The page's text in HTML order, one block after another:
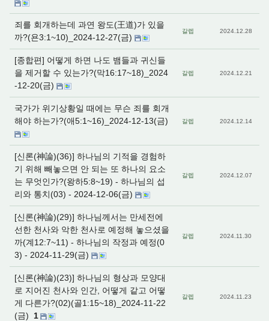
죄를 회개하는데 과연 왕도(王道)가 있을
까?(욘3:1~10)_2024-12-27(금)
갈렙 2024.12.28
[종합편] 어떻게 하면 나도 뱀들과 귀신들
을 제거할 수 있는가?(막16:17~18)_2024
-12-20(금)
갈렙 2024.12.21
국가가 위기상황일 때에는 무슨 죄를 회개
해야 하는가?(애5:1~16)_2024-12-13(금)
갈렙 2024.12.14
[신론(神論)(36)] 하나님의 기적을 경험하
기 위해 빼놓으면 안 되는 또 하나의 요소
는 무엇인가?(왕하5:8~19) - 하나님의 섭
리와 통치(03) - 2024-12-06(금)
갈렙 2024.12.07
[신론(神論)(29)] 하나님께서는 만세전에
선한 천사와 악한 천사로 예정해 놓으셨을
까(계12:7~11) - 하나님의 작정과 예정(0
3) - 2024-11-29(금)
갈렙 2024.11.30
[신론(神論)(23)] 하나님의 형상과 모양대
로 지어진 천사와 인간, 어떻게 같고 어떻
게 다른가?(02)(골1:15~18)_2024-11-22
(금)
1
갈렙 2024.11.23